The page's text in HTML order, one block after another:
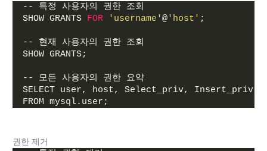
-- 특정 사용자의 권한 조회
SHOW GRANTS FOR 'username'@'host' ;
-- 현재 사용자의 권한 조회
SHOW GRANTS;
-- 모든 사용자의 권한 요약
SELECT user, host, Select_priv, Insert_priv,
FROM mysql.user;
권한 제거